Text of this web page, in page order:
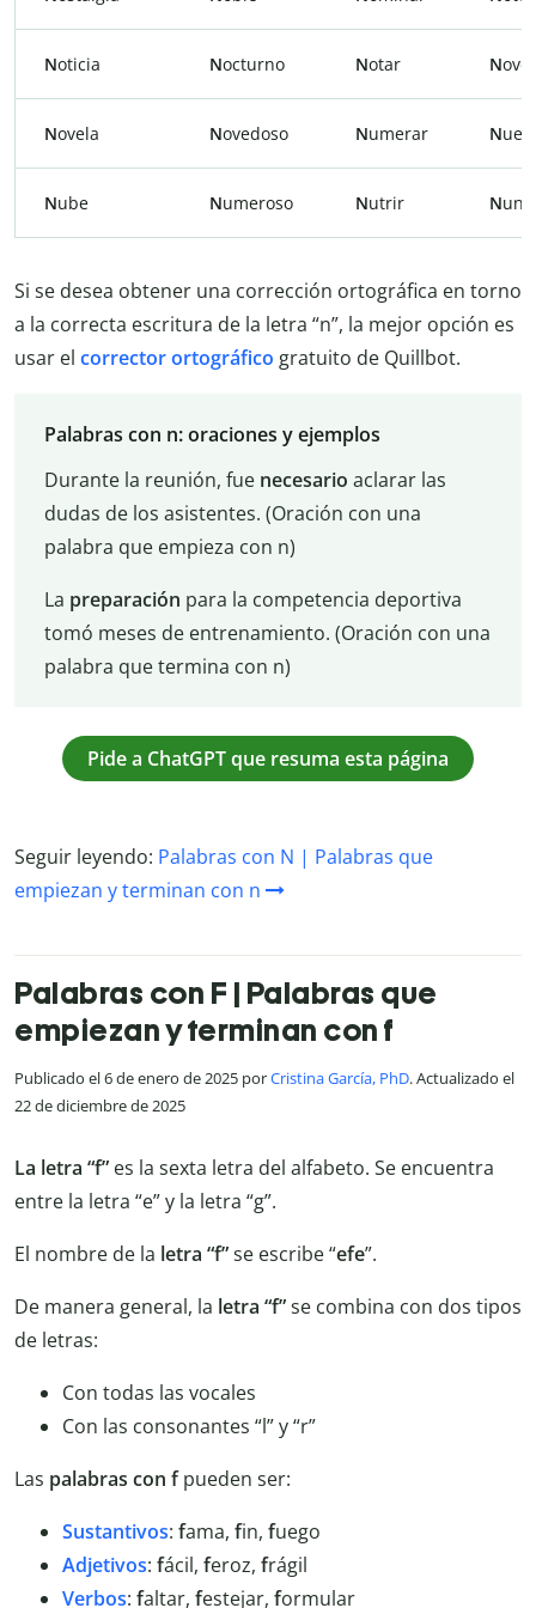
Noticia Nocturno Notar N
Novela Novedoso Numerar N
Nube Numeroso Nutrir N
Si se desea obtener una corrección ortográfica en torno
a la correcta escritura de la letra “n”, la mejor opción es
usar el corrector ortográfico gratuito de Quillbot.
Palabras con n: oraciones y ejemplos
Durante la reunión, fue necesario aclarar las
dudas de los asistentes. (Oración con una
palabra que empieza con n)
La preparación para la competencia deportiva
tomó meses de entrenamiento. (Oración con una
palabra que termina con n)
Pide a ChatGPT que resuma esta página
Seguir leyendo: Palabras con N | Palabras que
empiezan y terminan con n
Palabras con F | Palabras que
empiezan y terminan con f
Publicado el 6 de enero de 2025 porCristina García, PhD. Actualizado el
22 de diciembre de 2025
La letra “f” es la sexta letra del alfabeto. Se encuentra
entre la letra “e” y la letra “g”.
El nombre de la letra “f”se escribe “efe”.
De manera general, la letra “f”se combina con dos tipos
de letras:
Con todas las vocales
Con las consonantes “l” y “r”
Las palabras con fpueden ser:
Sustantivos: fama, fin, fuego
Adjetivos: fácil, feroz, frágil
Verbos: faltar, festejar, formular